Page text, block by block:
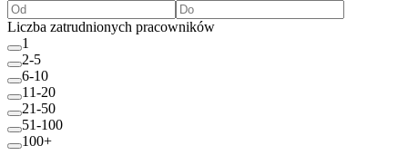
Liczba zatrudnionych pracowników
1
2-5
6-10
11-20
21-50
51-100
100+